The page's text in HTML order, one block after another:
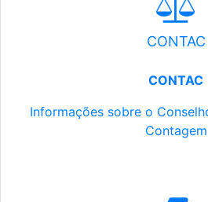
CONTAC
CONTAC
Informações sobre o
Contagem